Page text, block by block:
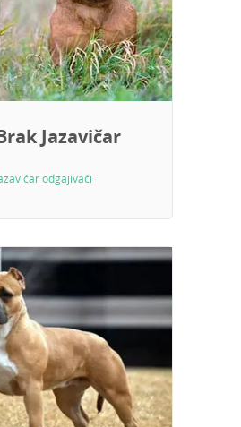
Jazavičar
odgajivači